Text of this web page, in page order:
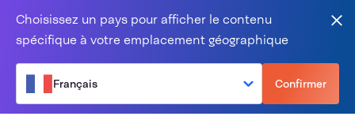
Choisissez un pays pour afficher le contenu
spécifique à votre emplacement géographique
Français Confirmer